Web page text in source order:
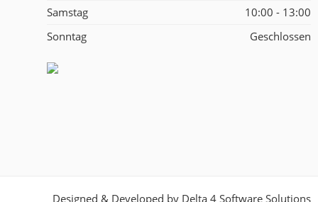
Samstag
10:00 - 13:00
Sonntag
Geschlossen
Designed & Developed by Delta 4 Software Solutions